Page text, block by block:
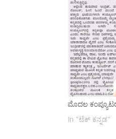
ಮೊದಲ
In "ಟೆಕ್ ಕನ್ನಡ"